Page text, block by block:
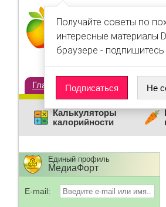
Главная Диеты Статьи
Калькуляторы
калорийности
Единый профиль
МедиаФорт
E-mail:
Получайте советы по
интересные материалы
браузере -
Подписаться Не